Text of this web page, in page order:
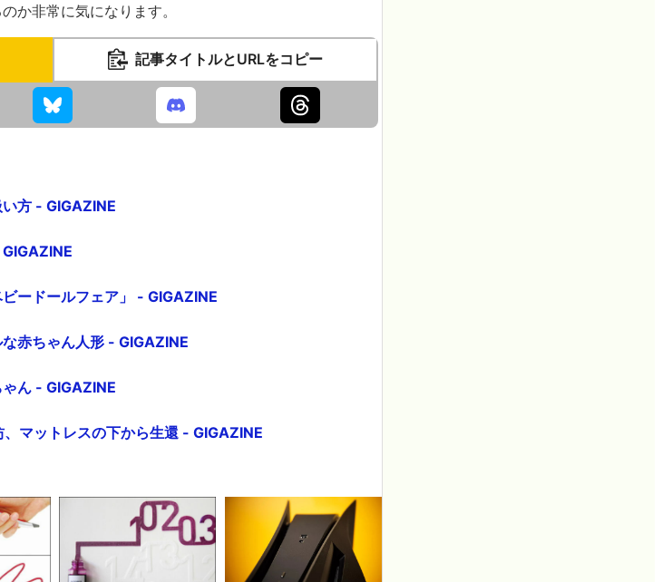
か非常に気になります。
記事タイトルとURLをコピー
方 - GIGAZINE
ードールフェア」 - GIGAZINE
赤ちゃん人形 - GIGAZINE
ん - GIGAZINE
マットレスの下から生還 - GIGAZINE